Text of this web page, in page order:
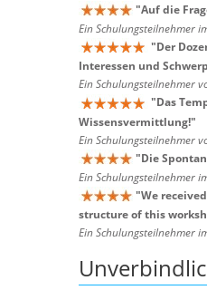
"Auf die
Ein Schulungsteilnehmer
"Der
Interessen und
Ein Schulungsteilnehmer
"Das
Wissensvermittlung!"
Ein Schulungsteilnehmer
"Die
Ein Schulungsteilnehmer
"We
structure of this
Ein Schulungsteilnehmer